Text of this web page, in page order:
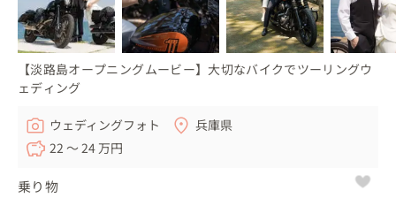
情はおふたりにとってかけがえのない宝物であり続けるこ
とを願います。
最後までお任せくださりありがとうございました！！！
【淡路島オープニングムービー】大切なバイクでツーリングウ
ェディング
ウェディングフォト
兵庫県
22 〜 24 万円
乗り物